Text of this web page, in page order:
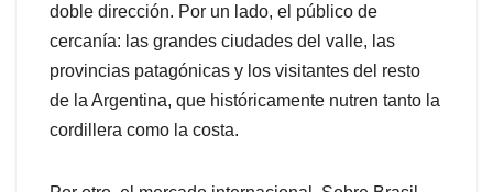
doble dirección. Por un lado, el público de
cercanía: las grandes ciudades del valle, las
provincias patagónicas y los visitantes del resto
de la Argentina, que históricamente nutren tanto la
cordillera como la costa.